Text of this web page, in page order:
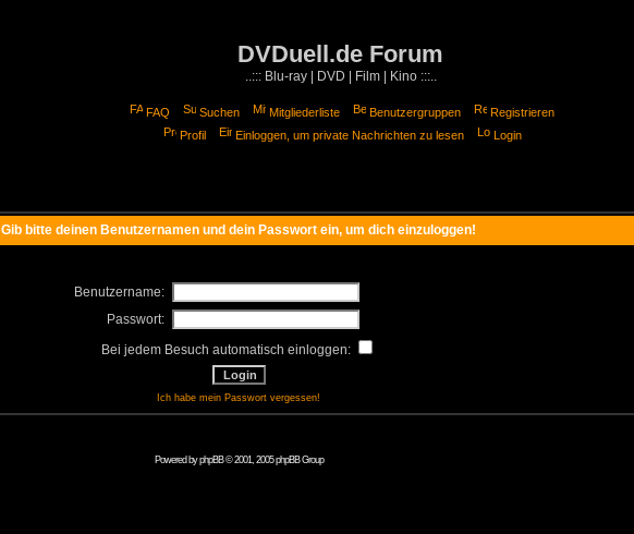
DVDuell.de Forum
..::: Blu-ray | DVD | Film | Kino :::..
FAQ Suchen Mitgliederliste Benutzergruppen
Registrieren
Profil
Einloggen, um private Nachrichten zu lesen Login
Gib bitte deinen Benutzernamen und dein Passwort ein, um dich einzuloggen!
Benutzername:
Passwort:
Bei jedem Besuch automatisch einloggen:
Ich habe mein Passwort vergessen!
Powered byphpBB© 2001, 2005 phpBB Group